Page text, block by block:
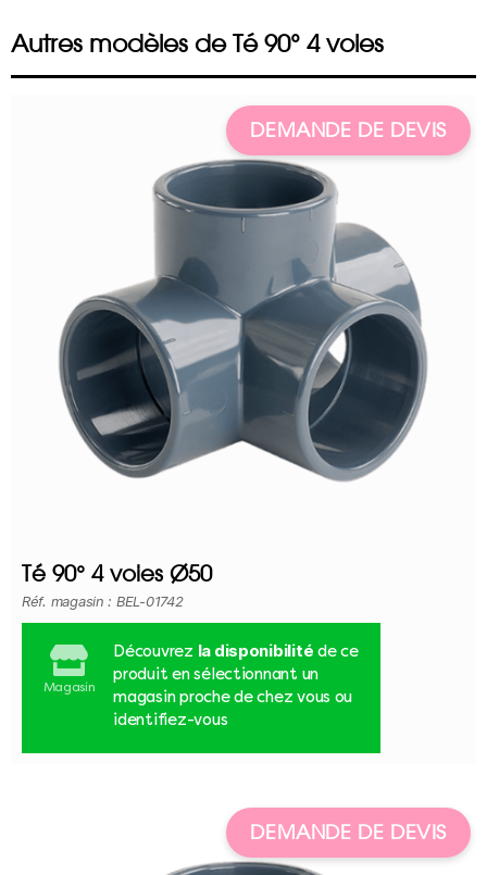
Autres modèles de Té 90° 4 voies
Té 90° 4 voies Ø50
DEMANDE DE DEVIS
Réf. magasin : BEL-01742
Magasin
Découvrez la disponibilité de ce
produit en sélectionnant un
magasin proche de chez vous ou
identifiez-vous
DEMANDE DE DEVIS